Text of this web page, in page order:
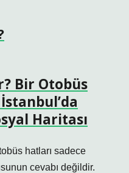
Bir Otobüs
Haritası
hatları sadece
cevabı değildir.